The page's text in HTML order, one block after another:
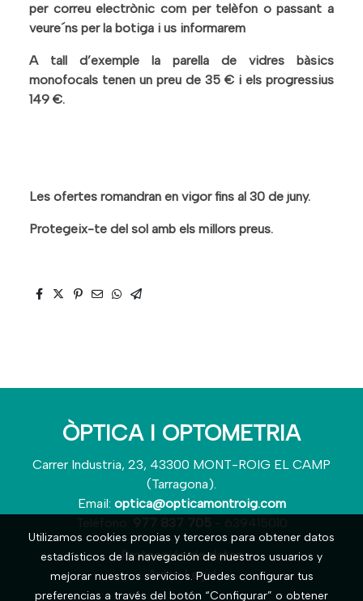
per correu electrònic com per telèfon o passant a
veure´ns per la botiga i us informarem
A tall d’exemple la parella de vidres bàsics
monofocals tenen un preu de 35 € i els progressius
149 €.
Les ofertes romandran en vigor fins al 30 de juny.
Protegeix-te del sol amb els millors preus.
ÒPTICA I OPTOMETRIA
Carrer Industria, 23, 43300 MONT-ROIG EL CAMP
(Tarragona).
Email: optica@opticamontroig.com
Teléfono: 977 837 705 - 639415010
Protección de datos
Aviso Legal
Utilizamos cookies propias y terceros para obtener datos
estadísticos de la navegación de nuestros usuarios y
mejorar nuestros servicios. Puedes configurar tus
preferencias a través del botón “Configurar” o obtener